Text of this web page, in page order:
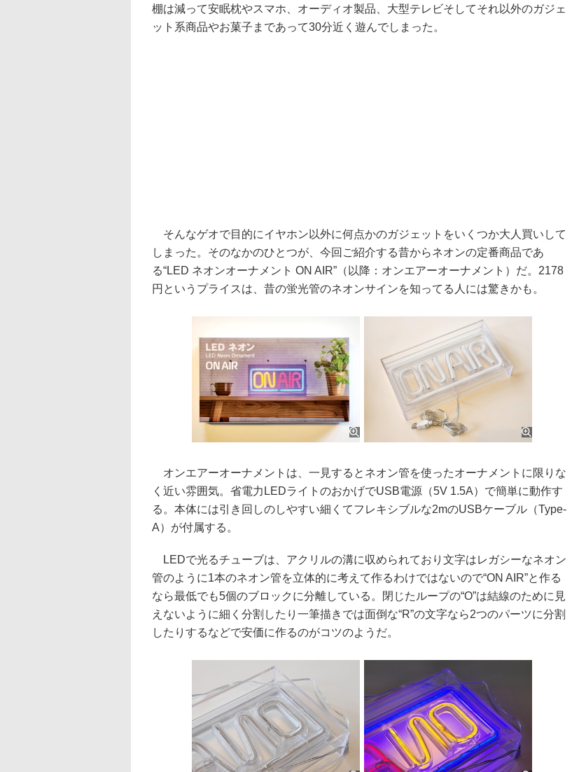
棚は減って安眠枕やスマホ、オーディオ製品、大型テレビそしてそれ以外のガジェ
ット系商品やお菓子まであって30分近く遊んでしまった。
そんなゲオで目的にイヤホン以外に何点かのガジェットをいくつか大人買いして
しまった。そのなかのひとつが、今回ご紹介する昔からネオンの定番商品であ
る“LED ネオンオーナメント ON AIR”（以降：オンエアーオーナメント）だ。2178
円というプライスは、昔の蛍光管のネオンサインを知ってる人には驚きかも。
オンエアーオーナメントは、一見するとネオン管を使ったオーナメントに限りな
く近い雰囲気。省電力LEDライトのおかげでUSB電源（5V 1.5A）で簡単に動作す
る。本体には引き回しのしやすい細くてフレキシブルな2mのUSBケーブル（Type-
A）が付属する。
LEDで光るチューブは、アクリルの溝に収められており文字はレガシーなネオン
管のように1本のネオン管を立体的に考えて作るわけではないので“ON AIR”と作る
なら最低でも5個のブロックに分離している。閉じたループの“O”は結線のために見
えないように細く分割したり一筆描きでは面倒な“R”の文字なら2つのパーツに分割
したりするなどで安価に作るのがコツのようだ。